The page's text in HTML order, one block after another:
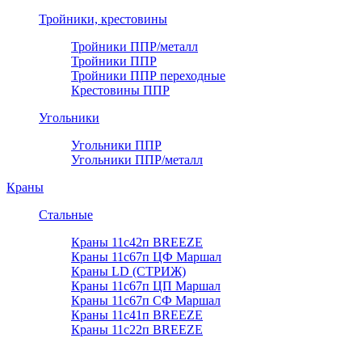
Тройники, крестовины
Тройники ППР/металл
Тройники ППР
Тройники ППР переходные
Крестовины ППР
Угольники
Угольники ППР
Угольники ППР/металл
Краны
Стальные
Краны 11с42п BREEZE
Краны 11с67п ЦФ Маршал
Краны LD (СТРИЖ)
Краны 11с67п ЦП Маршал
Краны 11с67п СФ Маршал
Краны 11с41п BREEZE
Краны 11с22п BREEZE